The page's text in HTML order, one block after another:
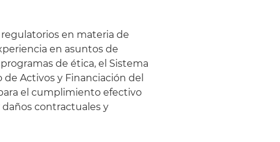
en materia de
en asuntos de
de ética, el Sistema
Activos y Financiación del
el cumplimiento efectivo
contractuales y